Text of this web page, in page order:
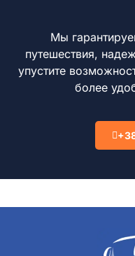
Мы
путешествия,
упустите
более